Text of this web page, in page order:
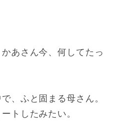
あさん今、何してたっ
、ふと固まる母さん。
トしたみたい。